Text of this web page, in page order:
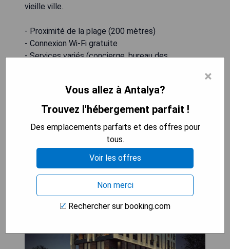
vieille ville.
- Proximité de la plage (200 mètres)
- Connexion Wi-Fi gratuite
- Services variés (concierge, bureau des
- Accès facile aux attractions locales
VÉRIFIEZ LA DISPONIBILITÉ
Trend Suites CYCLE
×
Vous allez à Antalya?
Trouvez l'hébergement parfait !
Des emplacements parfaits et des offres pour
tous.
Voir les offres
Non merci
Rechercher sur booking.com